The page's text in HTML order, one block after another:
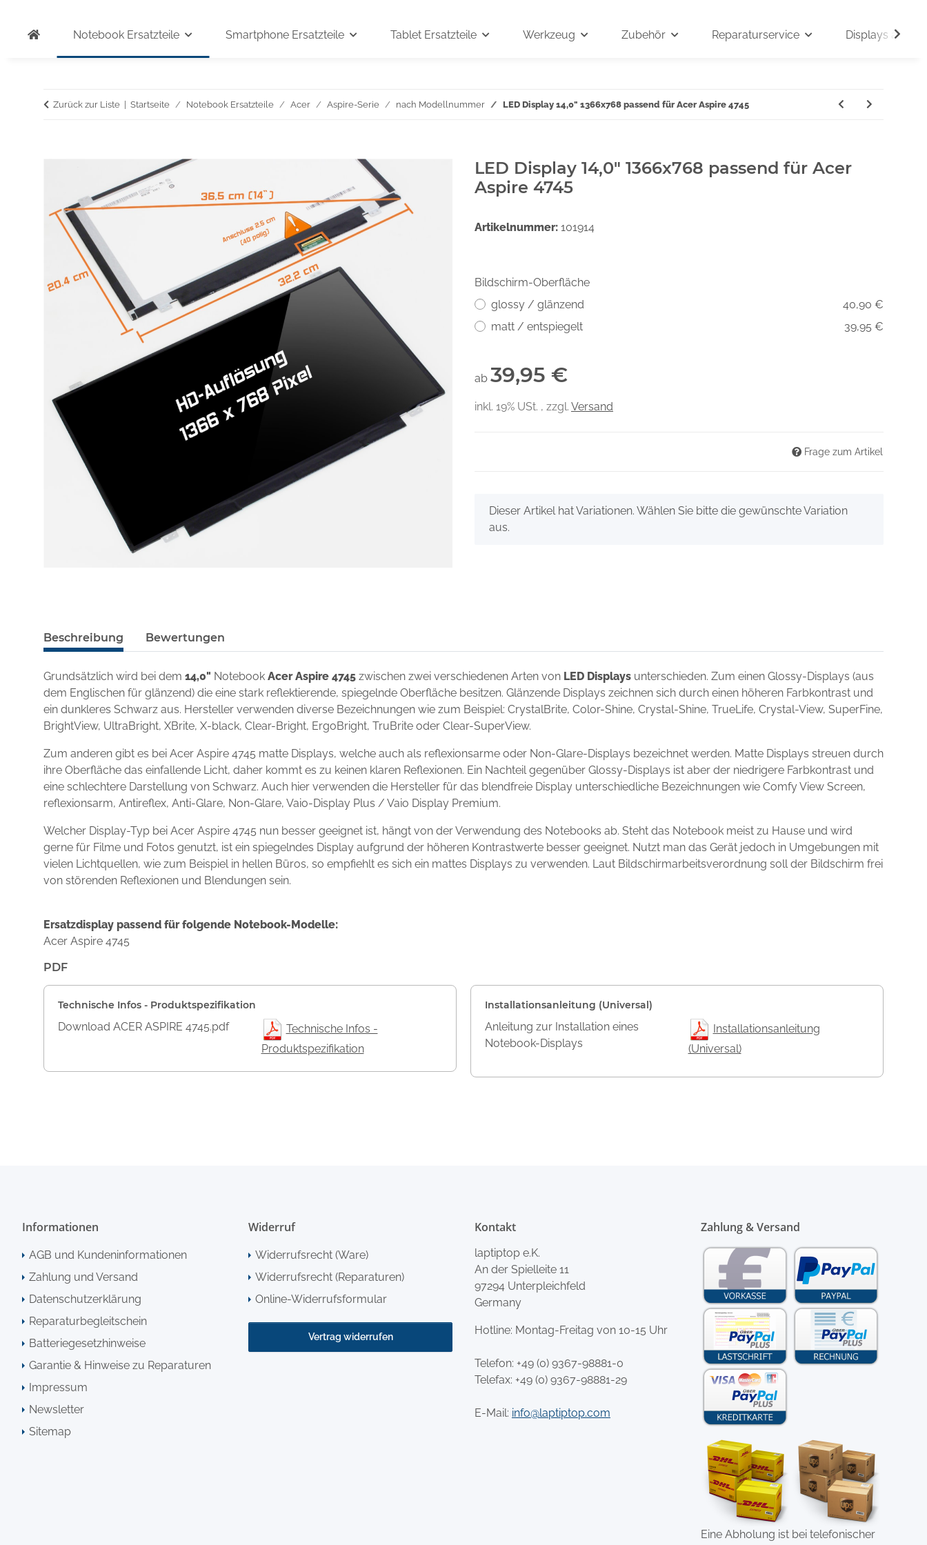
Notebook Ersatzteile Smartphone Ersatzteile Tablet Ersatzteile Werkzeug Zubehör Reparaturservice Displays auf
Zurück zur Liste Startseite Notebook Ersatzteile Acer Aspire-Serie nach Modellnummer LED Display 14,0" 1366x768 passend für Acer Aspire 4745
LED Display 14,0" 1366x768 passend für Acer
Aspire 4745
Artikelnummer: 101914
Bildschirm-Oberfläche
glossy / glänzend
40,90 €
matt / entspiegelt
39,95 €
ab 39,95 €
inkl. 19% USt. , zzgl. Versand
Frage zum Artikel
xDieser Artikel hat Variationen. Wählen Sie bitte die gewünschte Variation
aus.
Beschreibung Bewertungen
Grundsätzlich wird bei dem 14,0" Notebook Acer Aspire 4745 zwischen zwei verschiedenen Arten von LED Displays unterschieden. Zum einen Glossy-Displays (aus
dem Englischen für glänzend) die eine stark reflektierende, spiegelnde Oberfläche besitzen. Glänzende Displays zeichnen sich durch einen höheren Farbkontrast und
ein dunkleres Schwarz aus. Hersteller verwenden diverse Bezeichnungen wie zum Beispiel: CrystalBrite, Color-Shine, Crystal-Shine, TrueLife, Crystal-View, SuperFine,
BrightView, UltraBright, XBrite, X-black, Clear-Bright, ErgoBright, TruBrite oder Clear-SuperView.
Zum anderen gibt es bei Acer Aspire 4745 matte Displays, welche auch als reflexionsarme oder Non-Glare-Displays bezeichnet werden. Matte Displays streuen durch
ihre Oberfläche das einfallende Licht, daher kommt es zu keinen klaren Reflexionen. Ein Nachteil gegenüber Glossy-Displays ist aber der niedrigere Farbkontrast und
eine schlechtere Darstellung von Schwarz. Auch hier verwenden die Hersteller für das blendfreie Display unterschiedliche Bezeichnungen wie Comfy View Screen,
reflexionsarm, Antireflex, Anti-Glare, Non-Glare, Vaio-Display Plus / Vaio Display Premium.
Welcher Display-Typ bei Acer Aspire 4745 nun besser geeignet ist, hängt von der Verwendung des Notebooks ab. Steht das Notebook meist zu Hause und wird
gerne für Filme und Fotos genutzt, ist ein spiegelndes Display aufgrund der höheren Kontrastwerte besser geeignet. Nutzt man das Gerät jedoch in Umgebungen mit
vielen Lichtquellen, wie zum Beispiel in hellen Büros, so empfiehlt es sich ein mattes Displays zu verwenden. Laut Bildschirmarbeitsverordnung soll der Bildschirm frei
von störenden Reflexionen und Blendungen sein.
Ersatzdisplay passend für folgende Notebook-Modelle:
Acer Aspire 4745
PDF
Technische Infos - Produktspezifikation
Download ACER ASPIRE 4745.pdf
Technische Infos -
Produktspezifikation
Installationsanleitung (Universal)
Anleitung zur Installation eines
Notebook-Displays
Installationsanleitung
(Universal)
Informationen
AGB und Kundeninformationen
Zahlung und Versand
Datenschutzerklärung
Reparaturbegleitschein
Batteriegesetzhinweise
Garantie & Hinweise zu Reparaturen
Impressum
Newsletter
Sitemap
Widerruf
Widerrufsrecht (Ware)
Widerrufsrecht (Reparaturen)
Online-Widerrufsformular
Vertrag widerrufen
Kontakt
laptiptop e.K.
An der Spielleite 11
97294 Unterpleichfeld
Germany
Hotline: Montag-Freitag von 10-15 Uhr
Telefon: +49 (0) 9367-98881-0
Telefax: +49 (0) 9367-98881-29
E-Mail: info@laptiptop.com
Zahlung & Versand
Eine Abholung ist bei telefonischer